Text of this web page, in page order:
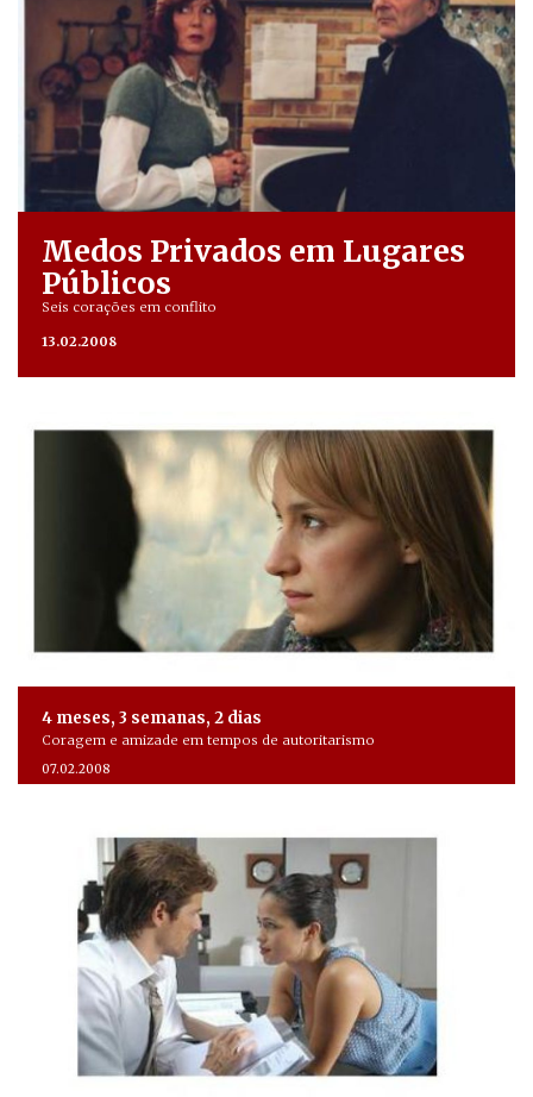
Medos Privados em Lugares
Públicos
Seis corações em conflito
13.02.2008
4 meses, 3 semanas, 2 dias
Coragem e amizade em tempos de autoritarismo
07.02.2008